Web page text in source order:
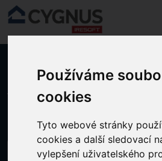
Používáme
cookies
Tyto webové stránky
cookies a další sledovací
vylepšení uživatelského
Přeskočit na hlavní obsah